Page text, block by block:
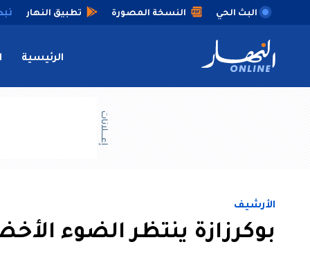
البث الحي النسخة المصورة تطبيق النهار
الرئيسية
إعــــلانات
الأرشيف
بوكرزازة ينتظر الضوء